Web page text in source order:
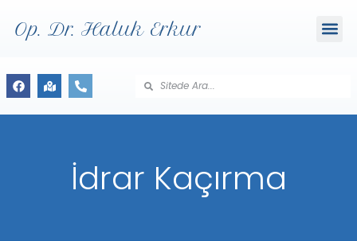
Op. Dr. Haluk Erkur
İdrar Kaçırma